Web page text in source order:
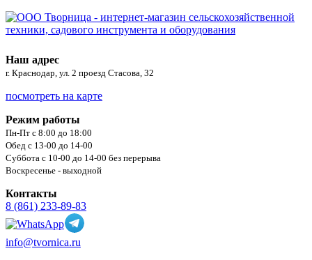
Наш адрес
г. Краснодар, ул. 2 проезд Стасова, 32
посмотреть на карте
Режим работы
Пн-Пт с 8:00 до 18:00
Обед с 13-00 до 14-00
Суббота с 10-00 до 14-00 без перерыва
Воскресенье - выходной
Контакты
8 (861) 233-89-83
info@tvornica.ru